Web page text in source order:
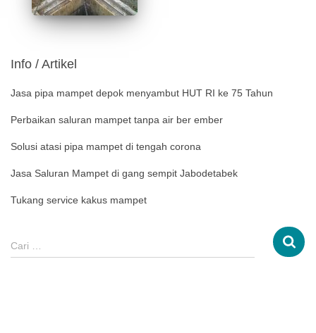
Info / Artikel
Jasa pipa mampet depok menyambut HUT RI ke 75 Tahun
Perbaikan saluran mampet tanpa air ber ember
Solusi atasi pipa mampet di tengah corona
Jasa Saluran Mampet di gang sempit Jabodetabek
Tukang service kakus mampet
Cari …